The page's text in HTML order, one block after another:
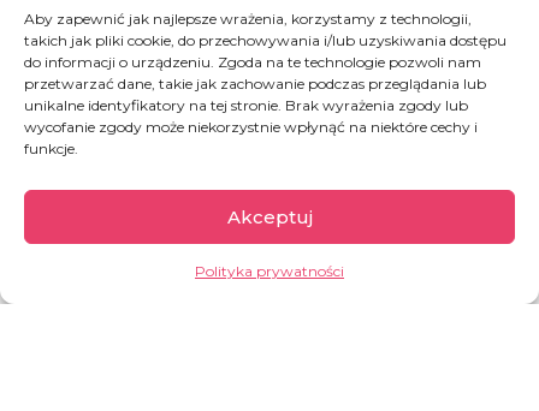
Aby zapewnić jak najlepsze wrażenia, korzystamy z technologii,
takich jak pliki cookie, do przechowywania i/lub uzyskiwania dostępu
do informacji o urządzeniu. Zgoda na te technologie pozwoli nam
przetwarzać dane, takie jak zachowanie podczas przeglądania lub
unikalne identyfikatory na tej stronie. Brak wyrażenia zgody lub
wycofanie zgody może niekorzystnie wpłynąć na niektóre cechy i
funkcje.
Akceptuj
Polityka prywatności
Burkina Faso
Według ONZ to jeden z najsłabiej rozwiniętych
najniższych wskaźników rozwoju społecznego
HDI (Human Development Index). Wynosi on